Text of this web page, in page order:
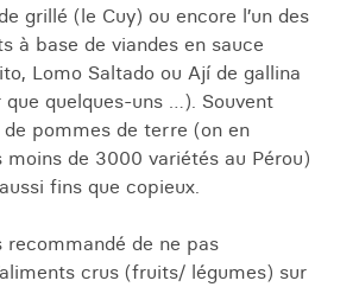
grillé (le Cuy) ou encore l’un des
à base de viandes en sauce
Lomo Saltado ou Ají de gallina
que quelques-uns …). Souvent
pommes de terre (on en
moins de 3000 variétés au Pérou)
fins que copieux.
de ne pas
crus (fruits/ légumes) sur